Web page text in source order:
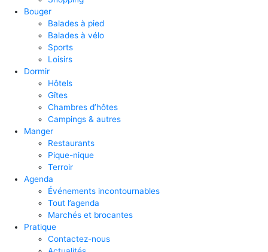
Bouger
Balades à pied
Balades à vélo
Sports
Loisirs
Dormir
Hôtels
Gîtes
Chambres d’hôtes
Campings & autres
Manger
Restaurants
Pique-nique
Terroir
Agenda
Événements incontournables
Tout l’agenda
Marchés et brocantes
Pratique
Contactez-nous